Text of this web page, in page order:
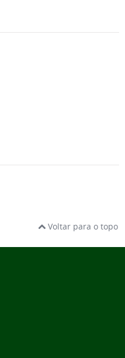
Voltar para o topo